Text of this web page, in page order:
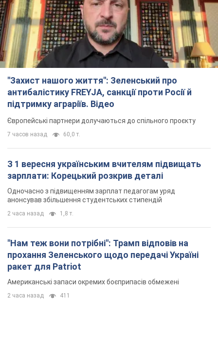
"Захист нашого життя": Зеленський про
антибалістику FREYJA, санкції проти Росії й
підтримку аграріїв. Відео
Європейські партнери долучаються до спільного проєкту
7 часов назад 60,0 т.
З 1 вересня українським вчителям підвищать
зарплати: Корецький розкрив деталі
Одночасно з підвищенням зарплат педагогам уряд
анонсував збільшення студентських стипендій
2 часа назад 1,8 т.
"Нам теж вони потрібні": Трамп відповів на
прохання Зеленського щодо передачі Україні
ракет для Patriot
Американські запаси окремих боєприпасів обмежені
2 часа назад 411